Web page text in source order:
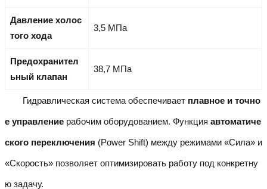
Давление холос
того хода
3,5 МПа
Предохранител
ьный клапан
38,7 МПа
Гидравлическая система обеспечивает плавное и точно
е управление рабочим оборудованием. Функция автоматиче
ского переключения (Power Shift) между режимами «Сила» и
«Скорость» позволяет оптимизировать работу под конкретну
ю задачу.